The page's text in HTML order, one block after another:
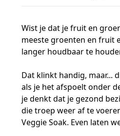
Wist je dat je fruit en
meeste groenten en fruit
langer houdbaar te
Dat klinkt handig, maar...
als je het afspoelt onder
je denkt dat je gezond
die troep weer af te
Veggie Soak. Even laten